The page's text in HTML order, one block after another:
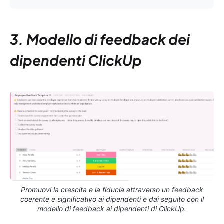
3. Modello di feedback dei
dipendenti ClickUp
Promuovi la crescita e la fiducia attraverso un feedback
coerente e significativo ai dipendenti e dai seguito con il
modello di feedback ai dipendenti di ClickUp.